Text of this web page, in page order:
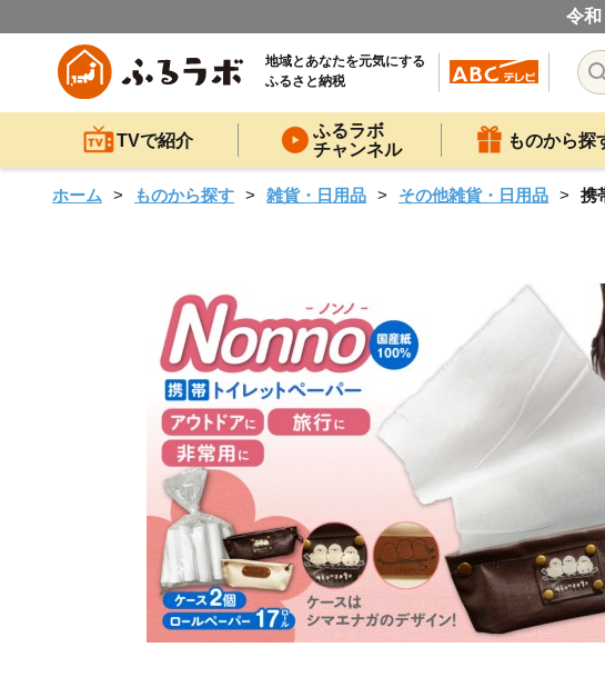
令
地域とあなたを元気にする
ふるさと納税
TVで紹介
ふるラボ
チャンネル
ものから探
ホーム ものから探す 雑貨・日用品 その他雑貨・日用品 携